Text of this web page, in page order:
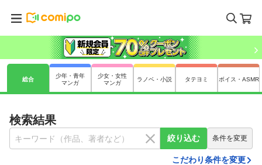
総合
少年・青年
マンガ
少女・女性
マンガ
ラノベ・小説 タテヨミ ボイス・ASMR
検索結果
絞り込む 条件を変更
こだわり条件を変更